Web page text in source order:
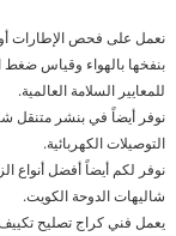
نعمل على فحص الإطارات أو
للمعايير السلامة العالمية.
نوفر أيضاً في بنشر متنقل
التوصيلات الكهربائية.
نوفر لكم أيضاً أفضل أنواع
شاليهات الدوحة الكويت.
يعمل فني كراج تصليح